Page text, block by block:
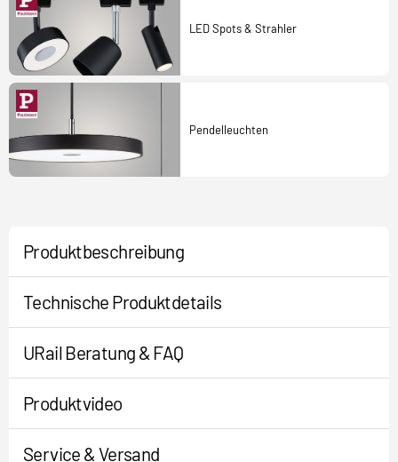
LED Spots & Strahler
Pendelleuchten
Produktbeschreibung
Technische Produktdetails
URail Beratung & FAQ
Produktvideo
Service & Versand